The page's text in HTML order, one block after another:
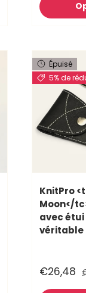
Épuisé
5% de
KnitPro
Moon</
avec étui
véritable
€26,48